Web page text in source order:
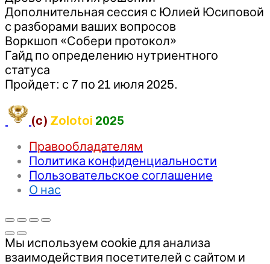
Дополнительная сессия с Юлией Юсиповой
с разборами ваших вопросов
Воркшоп «Собери протокол»
Гайд по определению нутриентного
статуса
Пройдет: с 7 по 21 июля 2025.
(c) Zolotoi 2025
Правообладателям
Политика конфиденциальности
Пользовательское соглашение
О нас
Мы используем cookie для анализа
взаимодействия посетителей с сайтом и